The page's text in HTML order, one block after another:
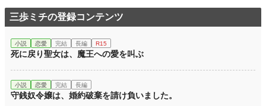
年間ポイント 1,848 pt (69,165 位)
三歩ミチの登録コンテンツ
小説 恋愛 完結 長編 R15
死に戻り聖女は、魔王への愛を叫ぶ
小説 恋愛 完結 長編
守銭奴令嬢は、婚約破棄を請け負いました。